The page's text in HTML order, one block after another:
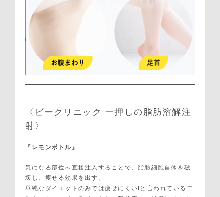
〈ビークリニック 一押しの脂肪溶解注
射〉
『レモンボトル』
気になる部位へ直接注入することで、脂肪細胞自体を破
壊し、痩せる効果を出す。
単純なダイエットのみでは痩せにくいtと言われている二